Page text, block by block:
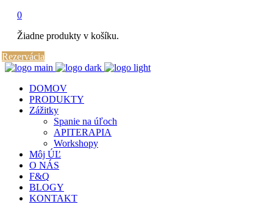
0
Žiadne produkty v košíku.
Rezervácia
DOMOV
PRODUKTY
Zážitky
Spanie na úľoch
APITERAPIA
Workshopy
Môj ÚĽ
O NÁS
F&Q
BLOGY
KONTAKT